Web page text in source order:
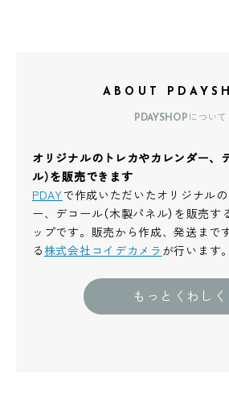
ABOUT
PDAYSHOPについて
オリジナルのトレカやカレンダー、
ル）を販売できます
PDAY で作成いただいたオリジナル
ー、デコール（木製パネル）を販売す
ップです。販売から作成、発送まで
る株式会社コイデカメラ が行います。
もっとくわしく